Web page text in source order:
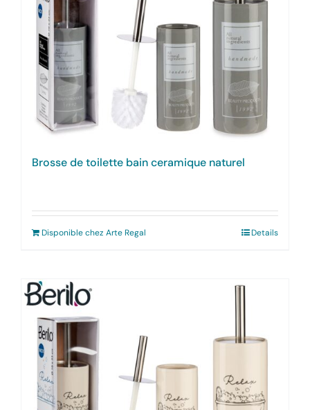
Brosse de toilette bain ceramique naturel
Disponible chez Arte Regal Details